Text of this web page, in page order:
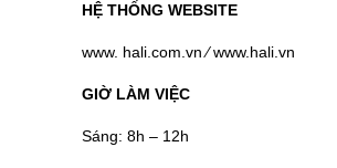
HỆ THỐNG WEBSITE
www. hali.com.vn ⁄ www.hali.vn
GIỜ LÀM VIỆC
Sáng: 8h – 12h